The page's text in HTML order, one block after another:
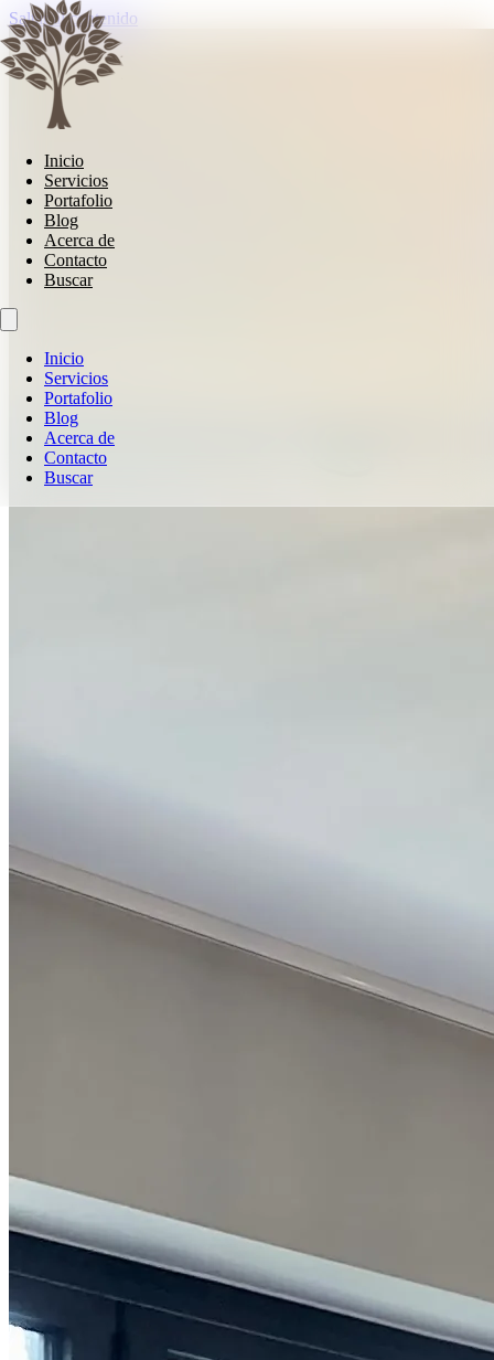
Saltar al contenido
Inicio
Servicios
Portafolio
Blog
Acerca de
Contacto
Buscar
Inicio
Servicios
Portafolio
Blog
Acerca de
Contacto
Buscar